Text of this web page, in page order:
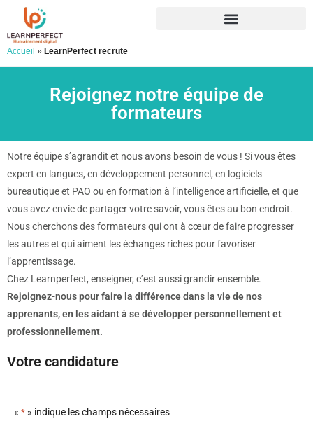
Accueil » LearnPerfect recrute
Rejoignez notre équipe de
formateurs
Notre équipe s’agrandit et nous avons besoin de vous ! Si vous êtes
expert en langues, en développement personnel, en logiciels
bureautique et PAO ou en formation à l’intelligence artificielle, et que
vous avez envie de partager votre savoir, vous êtes au bon endroit.
Nous cherchons des formateurs qui ont à cœur de faire progresser
les autres et qui aiment les échanges riches pour favoriser
l’apprentissage.
Chez Learnperfect, enseigner, c’est aussi grandir ensemble.
Rejoignez-nous pour faire la différence dans la vie de nos
apprenants, en les aidant à se développer personnellement et
professionnellement.
Votre candidature
« * » indique les champs nécessaires